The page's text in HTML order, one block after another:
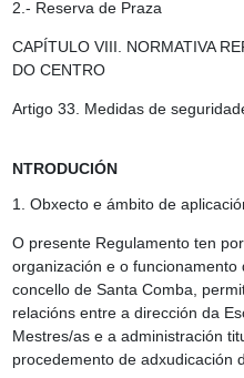
2.- Reserva de Praza
CAPÍTULO VIII. NORMATIVA
DO CENTRO
Artigo 33. Medidas de
NTRODUCIÓN
1. Obxecto e ámbito de
O presente Regulamento ten
organización e o
concello de Santa Comba,
relacións entre a dirección da
Mestres/as e a administración
procedemento de adxudicación